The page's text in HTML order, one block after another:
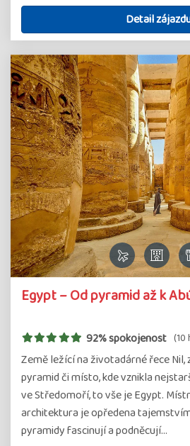
Detail
Egypt – Od pyramid až k
92% spokojenost (10
Země ležící na životadárné řece Nil,
pyramid či místo, kde vznikla
ve Středomoří, to vše je Egypt.
architektura je opředena
pyramidy fascinují a podněcují…